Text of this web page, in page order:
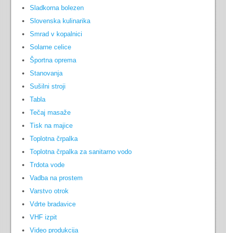
Sladkorna bolezen
Slovenska kulinarika
Smrad v kopalnici
Solarne celice
Športna oprema
Stanovanja
Sušilni stroji
Tabla
Tečaj masaže
Tisk na majice
Toplotna črpalka
Toplotna črpalka za sanitarno vodo
Trdota vode
Vadba na prostem
Varstvo otrok
Vdrte bradavice
VHF izpit
Video produkcija